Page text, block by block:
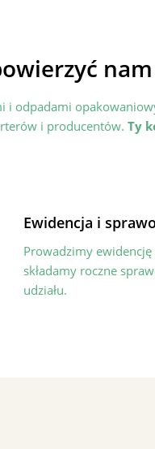
odpadami
i producentów. Ty
Ewidencja i
Prowadzimy
składamy roczne
udziału.